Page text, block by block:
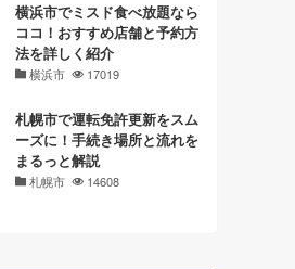
横浜市でミスド食べ放題なら
ココ！おすすめ店舗と予約方
法を詳しく紹介
横浜市 17019
札幌市で運転免許更新をスム
ーズに！手続き場所と流れを
まるっと解説
札幌市 14608